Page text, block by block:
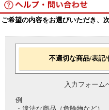
ご希望の内容をお選びいただき、
不適切な商品/表記
入力フォーム
例